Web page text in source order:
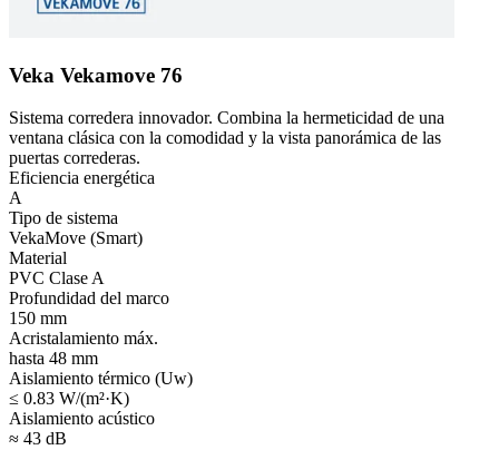
Veka Vekamove 76
Sistema corredera innovador. Combina la hermeticidad de una
ventana clásica con la comodidad y la vista panorámica de las
puertas correderas.
Eficiencia energética
A
Tipo de sistema
VekaMove (Smart)
Material
PVC Clase A
Profundidad del marco
150 mm
Acristalamiento máx.
hasta 48 mm
Aislamiento térmico (Uw)
≤ 0.83 W/(m²·K)
Aislamiento acústico
≈ 43 dB